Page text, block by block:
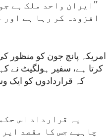
’’ایران واحد ملک ہے
افزودہ کر رہا ہے اور
امریکہ پانچ جون کو منظور
کرتا ہے، سفیر ہولگیٹ نے
کہ قراردادوں کو
یہ قرارداد اس
چاہیے جس کا مقصد